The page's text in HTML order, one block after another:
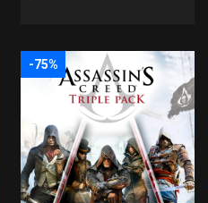
-75%